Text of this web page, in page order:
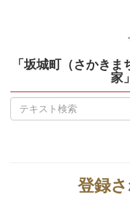
「坂城町（さかきま
家
登録